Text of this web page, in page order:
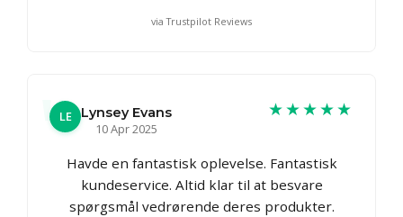
via Trustpilot Reviews
LE
Lynsey Evans
10 Apr 2025
★★★★★
Havde en fantastisk oplevelse. Fantastisk
kundeservice. Altid klar til at besvare
spørgsmål vedrørende deres produkter.